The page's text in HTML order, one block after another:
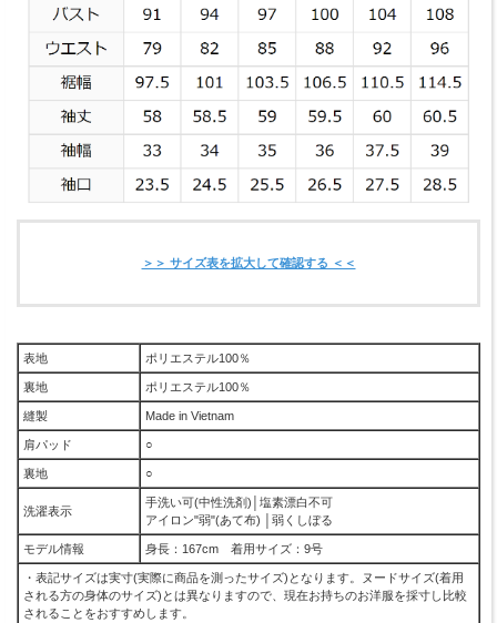
＞＞ サイズ表を拡大して確認する ＜＜
表地 ポリエステル100％
裏地 ポリエステル100％
縫製 Made in Vietnam
肩パッド ○
裏地 ○
洗濯表示
手洗い可(中性洗剤)│塩素漂白不可
アイロン"弱"(あて布) │弱くしぼる
モデル情報 身長：167cm 着用サイズ：9号
・表記サイズは実寸(実際に商品を測ったサイズ)となります。ヌードサイズ(着用
される方の身体のサイズ)とは異なりますので、現在お持ちのお洋服を採寸し比較
されることをおすすめします。